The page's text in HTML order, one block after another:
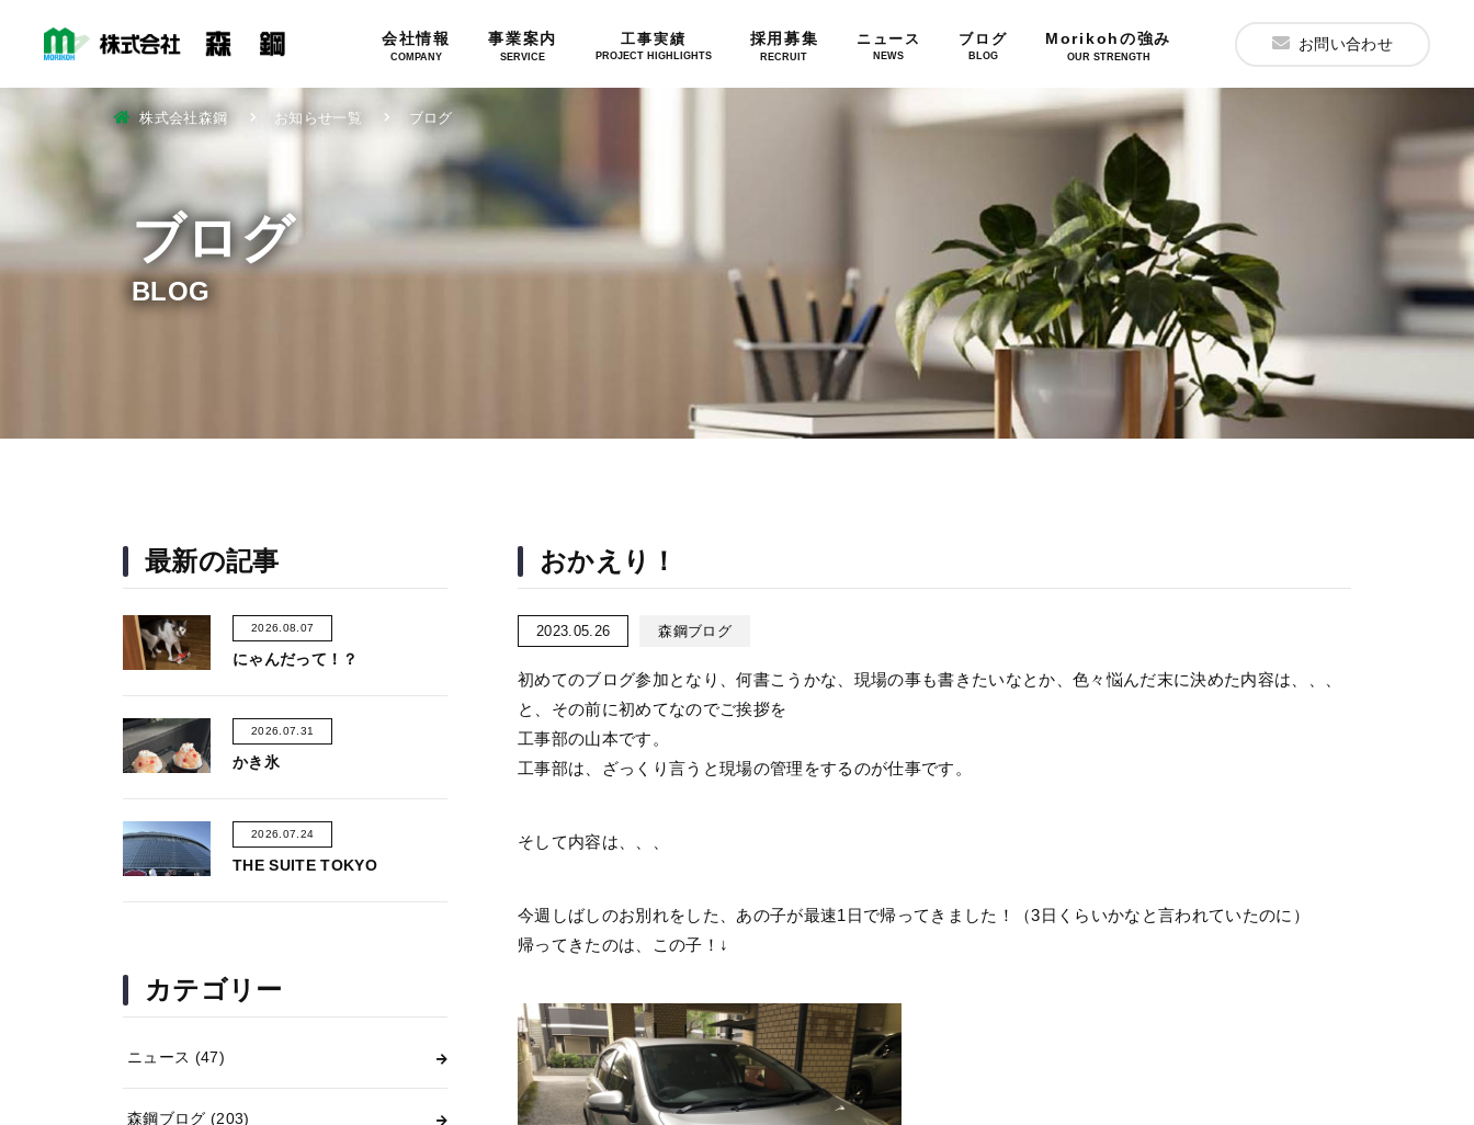
会社情報
COMPANY
事業案内
SERVICE
工事実績
PROJECT HIGHLIGHTS
採用募集
RECRUIT
ニュース
NEWS
ブログ
BLOG
Morikohの強み
OUR STRENGTH
お問い合わせ
ブログ
株式会社森鋼 お知らせ一覧 ブログ
おかえり！
2023.05.26 森鋼ブログ
初めてのブログ参加となり、何書こうかな、現場の事も書きたいなとか、色々悩んだ末に決めた内容は、、、
と、その前に初めてなのでご挨拶を
工事部の山本です。
工事部は、ざっくり言うと現場の管理をするのが仕事です。
そして内容は、、、
今週しばしのお別れをした、あの子が最速1日で帰ってきました！（3日くらいかなと言われていたのに）
帰ってきたのは、この子！↓
最新の記事
2026.08.07
にゃんだって！？
2026.07.31
かき氷
2026.07.24
THE SUITE TOKYO
カテゴリー
ニュース (47)
森鋼ブログ(203)